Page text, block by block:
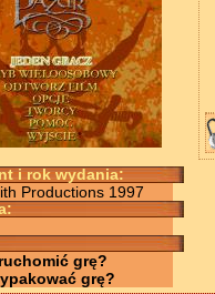
i rok wydania:
Productions 1997
grę?
grę?